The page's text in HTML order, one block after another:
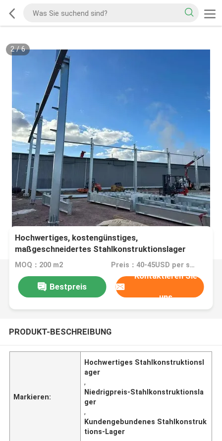
2/6
Hochwertiges, kostengünstiges,
maßgeschneidertes Stahlkonstruktionslager
MOQ：200 m2 Preis：40-45USD per square meter
Bestpreis
Kontaktieren Sie
uns
PRODUKT-BESCHREIBUNG
Markieren:
Hochwertiges Stahlkonstruktionsl
ager
,
Niedrigpreis-Stahlkonstruktionsla
ger
,
Kundengebundenes Stahlkonstruk
tions-Lager